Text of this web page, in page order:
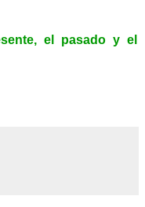
el pasado y el